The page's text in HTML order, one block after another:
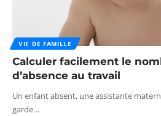
VIE DE FAMILLE
Calculer facilement le
d’absence au travail
Un enfant absent, une assistante
garde…